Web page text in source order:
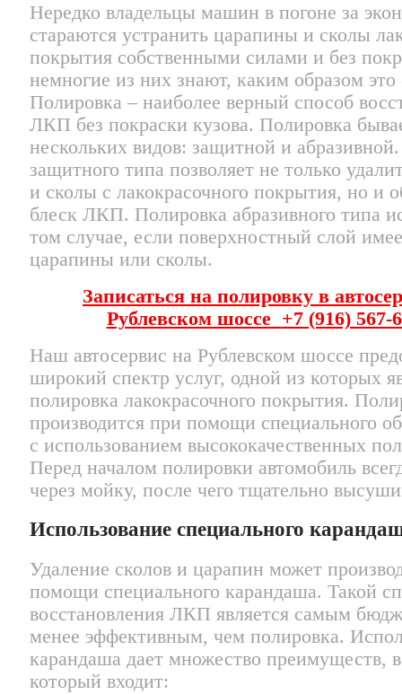
Нередко владельцы машин в погоне за
стараются устранить царапины и сколы
покрытия собственными силами и без
немногие из них знают, каким образом это
Полировка – наиболее верный способ
ЛКП без покраски кузова. Полировка
нескольких видов: защитной и
защитного типа позволяет не только
и сколы с лакокрасочного покрытия, но и
блеск ЛКП. Полировка абразивного типа
том случае, если поверхностный слой
царапины или сколы.
Записаться на полировку в
Рублевском шоссе +7 (916) 567-
Наш автосервис на Рублевском шоссе
широкий спектр услуг, одной из которых
полировка лакокрасочного покрытия.
производится при помощи специального
с использованием высококачественных
Перед началом полировки автомобиль
через мойку, после чего тщательно
Использование специального
Удаление сколов и царапин может
помощи специального карандаша. Такой
восстановления ЛКП является самым
менее эффективным, чем полировка.
карандаша дает множество преимуществ,
который входит: